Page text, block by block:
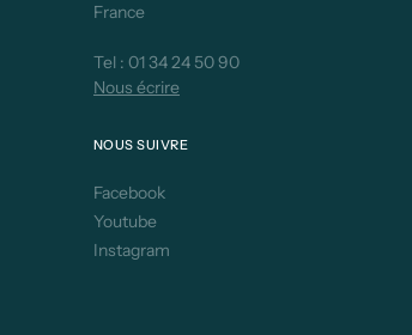
France
Tel : 01 34 24 50 90
Nous écrire
NOUS SUIVRE
Facebook
Youtube
Instagram